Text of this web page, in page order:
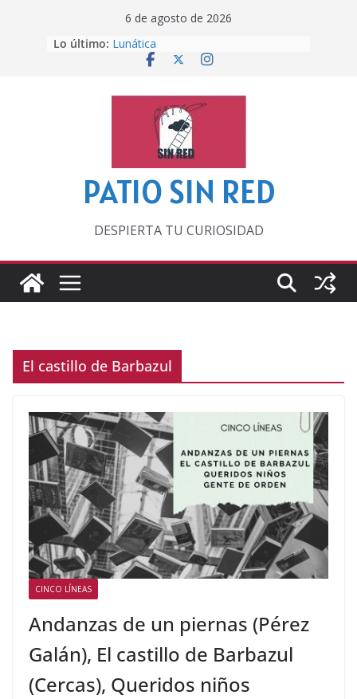
6 de agosto de 2026
Lo último: Lunática
Pero, hasta entonces…
‘La broma infinita’ de recomendar
lecturas veraniegas
Otra del Mundial
PATIO SIN RED
DESPIERTA TU CURIOSIDAD
El castillo de Barbazul
CINCO LÍNEAS
Andanzas de un piernas (Pérez
Galán), El castillo de Barbazul
(Cercas), Queridos niños